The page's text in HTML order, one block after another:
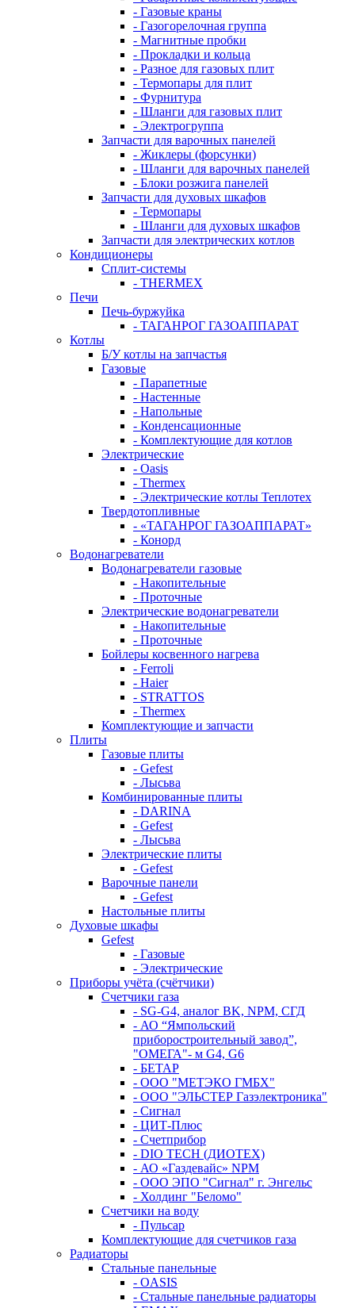
- Газовые краны
- Газогорелочная группа
- Магнитные пробки
- Прокладки и кольца
- Разное для газовых плит
- Термопары для плит
- Фурнитура
- Шланги для газовых плит
- Электрогруппа
Запчасти для варочных панелей
- Жиклеры (форсунки)
- Шланги для варочных панелей
- Блоки розжига панелей
Запчасти для духовых шкафов
- Термопары
- Шланги для духовых шкафов
Запчасти для электрических котлов
Кондиционеры
Сплит-системы
- THERMEX
Печи
Печь-буржуйка
- ТАГАНРОГ ГАЗОАППАРАТ
Котлы
Б/У котлы на запчастья
Газовые
- Парапетные
- Настенные
- Напольные
- Конденсационные
- Комплектующие для котлов
Электрические
- Oasis
- Thermex
- Электрические котлы Теплотех
Твердотопливные
- «ТАГАНРОГ ГАЗОАППАРАТ»
- Конорд
Водонагреватели
Водонагреватели газовые
- Накопительные
- Проточные
Электрические водонагреватели
- Накопительные
- Проточные
Бойлеры косвенного нагрева
- Ferroli
- Haier
- STRATTOS
- Thermex
Комплектующие и запчасти
Плиты
Газовые плиты
- Gefest
- Лысьва
Комбинированные плиты
- DARINA
- Gefest
- Лысьва
Электрические плиты
- Gefest
Варочные панели
- Gefest
Настольные плиты
Духовые шкафы
Gefest
- Газовые
- Электрические
Приборы учёта (счётчики)
Счетчики газа
- SG-G4, аналог BK, NPM, СГД
- АО “Ямпольский
приборостроительный завод”,
"ОМЕГА"- м G4, G6
- БЕТАР
- ООО "МЕТЭКО ГМБХ"
- ООО "ЭЛЬСТЕР Газэлектроника"
- Сигнал
- ЦИТ-Плюс
- Счетприбор
- DIO TECH (ДИОТЕХ)
- АО «Газдевайс» NPM
- ООО ЭПО "Сигнал" г. Энгельс
- Холдинг "Беломо"
Счетчики на воду
- Пульсар
Комплектующие для счетчиков газа
Радиаторы
Стальные панельные
- OASIS
- Стальные панельные радиаторы